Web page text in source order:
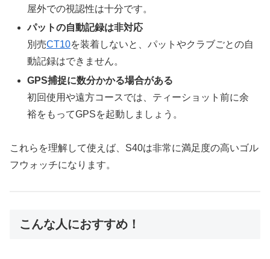
屋外での視認性は十分です。
パットの自動記録は非対応
別売CT10を装着しないと、パットやクラブごとの自
動記録はできません。
GPS捕捉に数分かかる場合がある
初回使用や遠方コースでは、ティーショット前に余
裕をもってGPSを起動しましょう。
これらを理解して使えば、S40は非常に満足度の高いゴル
フウォッチになります。
こんな人におすすめ！